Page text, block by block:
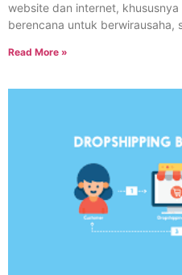
website dan internet,
berencana untuk berwirausaha,
Read More »